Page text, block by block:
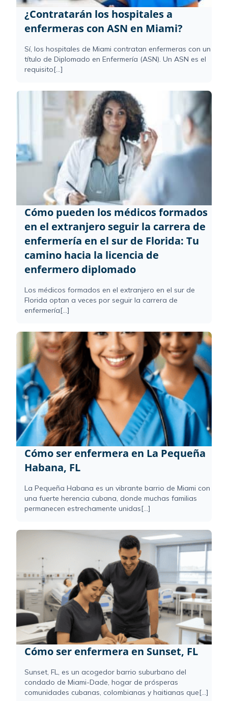
¿Contratarán los hospitales a
enfermeras con ASN en Miami?
Sí, los hospitales de Miami contratan enfermeras con un
título de Diplomado en Enfermería (ASN). Un ASN es el
requisito[...]
Cómo pueden los médicos formados
en el extranjero seguir la carrera de
enfermería en el sur de Florida: Tu
camino hacia la licencia de
enfermero diplomado
Los médicos formados en el extranjero en el sur de
Florida optan a veces por seguir la carrera de
enfermería[...]
Cómo ser enfermera en La Pequeña
Habana, FL
La Pequeña Habana es un vibrante barrio de Miami con
una fuerte herencia cubana, donde muchas familias
permanecen estrechamente unidas[...]
Cómo ser enfermera en Sunset, FL
Sunset, FL, es un acogedor barrio suburbano del
condado de Miami-Dade, hogar de prósperas
comunidades cubanas, colombianas y haitianas que[...]